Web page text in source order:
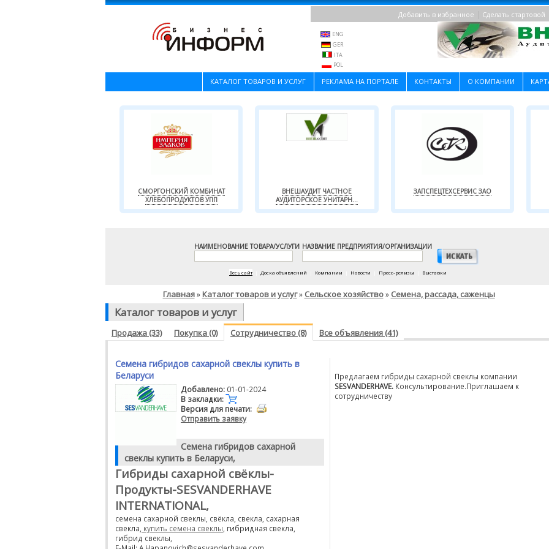
Добавить в избранное Сделать стартовой
ENG
GER
ITA
POL
КАТАЛОГ ТОВАРОВ И УСЛУГ РЕКЛАМА НА ПОРТАЛЕ КОНТАКТЫ О КОМПАНИИ
СМОРГОНСКИЙ КОМБИНАТ
ХЛЕБОПРОДУКТОВ УПП
ВНЕШАУДИТ ЧАСТНОЕ
АУДИТОРСКОЕ УНИТАРН...
ЗАПСПЕЦТЕХСЕРВИС ЗАО
НАИМЕНОВАНИЕ ТОВАРА/УСЛУГИ НАЗВАНИЕ ПРЕДПРИЯТИЯ/ОРГАНИЗАЦИИ
Весь сайт Доска объявлений Компании Новости Пресс-релизы Выставки
Главная» Каталог товаров и услуг» Сельское хозяйство» Семена, рассада, саженцы
Каталог товаров и услуг
Продажа (33) Покупка (0) Сотрудничество (8) Все объявления (41)
Семена гибридов сахарной свеклы купить в
Беларуси
Добавлено: 01-01-2024
В закладки:
Версия для печати:
Отправить заявку
Семена гибридов сахарной
свеклы купить в Беларуси,
Гибриды сахарной свёклы-
Продукты-SESVANDERHAVE
INTERNATIONAL,
семена сахарной свеклы, свёкла, свекла, сахарная
свекла, купить семена свеклы , гибридная свекла,
гибрид свеклы,
Предлагаем гибриды сахарной свеклы компании
SESVANDERHAVE. Консультирование.Приглашаем к
сотрудничеству